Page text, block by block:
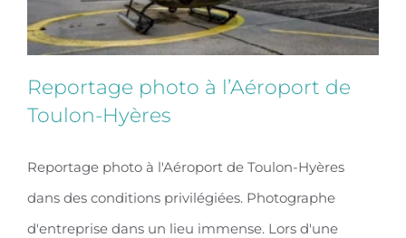
Reportage photo à l’Aéroport de
Toulon-Hyères
Reportage photo à l’Aéroport de
Toulon-Hyères
Reportage photo à l'Aéroport de Toulon-Hyères
dans des conditions privilégiées. Photographe
d'entreprise dans un lieu immense. Lors d'une